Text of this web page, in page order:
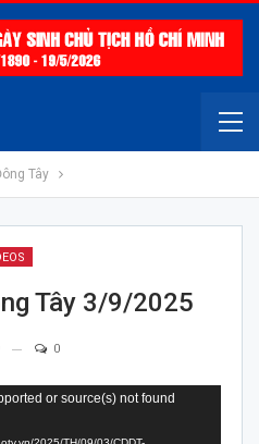
Tây
Tây 3/9/2025
0
or source(s) not found